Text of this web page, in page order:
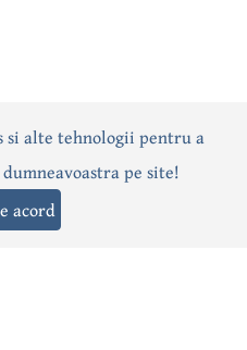
EvenimentInterviuri
Anunțuri
si alte tehnologii pentru a
pe site!
acord